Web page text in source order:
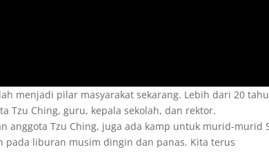
menjadi pilar masyarakat sekarang. Lebih dari 20
Tzu Ching, guru, kepala sekolah, dan rektor.
anggota Tzu Ching, juga ada kamp untuk murid-murid
liburan musim dingin dan panas. Kita terus